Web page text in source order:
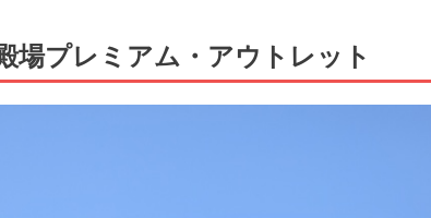
場プレミアム・アウトレット